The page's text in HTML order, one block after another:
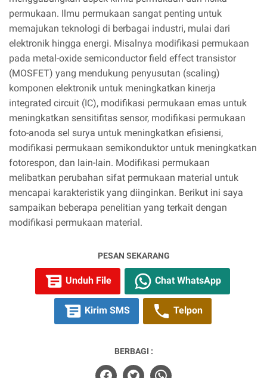
permukaan. Ilmu permukaan sangat penting untuk
memajukan teknologi di berbagai industri, mulai dari
elektronik hingga energi. Misalnya modifikasi permukaan
pada metal-oxide semiconductor field effect transistor
(MOSFET) yang mendukung penyusutan (scaling)
komponen elektronik untuk meningkatkan kinerja
integrated circuit (IC), modifikasi permukaan emas untuk
meningkatkan sensitifitas sensor, modifikasi permukaan
foto-anoda sel surya untuk meningkatkan efisiensi,
modifikasi permukaan semikonduktor untuk meningkatkan
fotorespon, dan lain-lain. Modifikasi permukaan
melibatkan perubahan sifat permukaan material untuk
mencapai karakteristik yang diinginkan. Berikut ini saya
sampaikan beberapa penelitian yang terkait dengan
modifikasi permukaan material.
PESAN SEKARANG
Unduh File Chat WhatsApp
Kirim SMS Telpon
BERBAGI :